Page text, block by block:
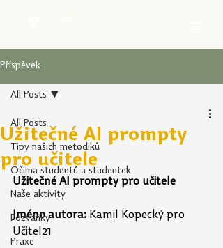
Příspěvek
All Posts
Tipy našich metodiků
Očima studentů a studentek
Naše aktivity
Pozvánky
Praxe
All Posts
Užitečné AI prompty
pro učitele
Užitečné AI prompty pro učitele
Jméno autora: Kamil Kopecký pro
Učitel21